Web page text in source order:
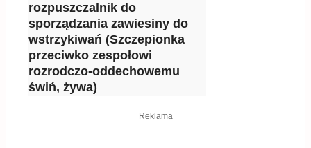
rozpuszczalnik do
sporządzania zawiesiny do
wstrzykiwań (Szczepionka
przeciwko zespołowi
rozrodczo-oddechowemu
świń, żywa)
Reklama